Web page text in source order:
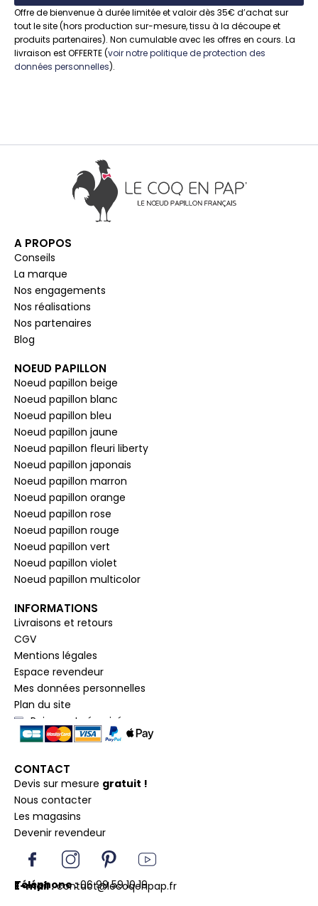
Offre de bienvenue à durée limitée et valoir dès 35€ d’achat sur
tout le site (hors production sur-mesure, tissu à la découpe et
produits partenaires). Non cumulable avec les offres en cours. La
livraison est OFFERTE (voir notre politique de protection des
données personnelles).
A PROPOS
Conseils
La marque
Nos engagements
Nos réalisations
Nos partenaires
Blog
NOEUD PAPILLON
Noeud papillon beige
Noeud papillon blanc
Noeud papillon bleu
Noeud papillon jaune
Noeud papillon fleuri liberty
Noeud papillon japonais
Noeud papillon marron
Noeud papillon orange
Noeud papillon rose
Noeud papillon rouge
Noeud papillon vert
Noeud papillon violet
Noeud papillon multicolor
INFORMATIONS
Livraisons et retours
CGV
Mentions légales
Espace revendeur
Mes données personnelles
Plan du site
Paiement sécurisé
CONTACT
Devis sur mesure gratuit !
Nous contacter
Les magasins
Devenir revendeur
I
c
o
I
n
s
P
i
n
Y
o
u
Téléphone :06 99 59 10 19
E-mail :contact@lecoqenpap.fr